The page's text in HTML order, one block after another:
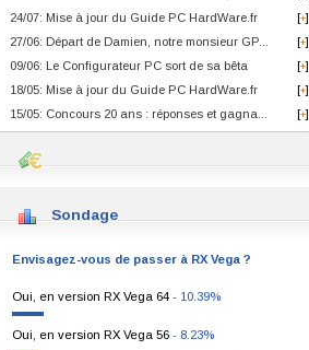
[+]
24/07: Mise à jour du Guide PC HardWare.fr
[+]
27/06: Départ de Damien, notre monsieur GP...
[+]
09/06: Le Configurateur PC sort de sa bêta
[+]
18/05: Mise à jour du Guide PC HardWare.fr
[+]
15/05: Concours 20 ans : réponses et gagna...
Sondage
Envisagez-vous de passer à RX Vega ?
Oui, en version RX Vega 64 - 10.39%
Oui, en version RX Vega 56 - 8.23%